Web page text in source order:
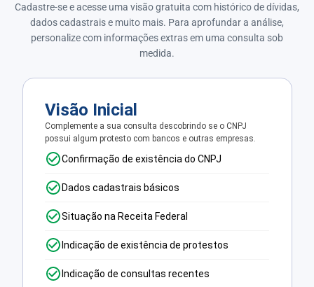
Cadastre-se e acesse uma visão gratuita com histórico de dívidas,
dados cadastrais e muito mais. Para aprofundar a análise,
personalize com informações extras em uma consulta sob
medida.
Visão Inicial
Complemente a sua consulta descobrindo se o CNPJ
possui algum protesto com bancos e outras empresas.
Confirmação de existência do CNPJ
Dados cadastrais básicos
Situação na Receita Federal
Indicação de existência de protestos
Indicação de consultas recentes